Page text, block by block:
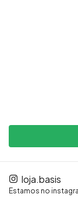
loja.basis
Estamos no